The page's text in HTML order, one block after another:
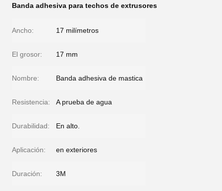
Banda adhesiva para techos de extrusores
Ancho: 17 milímetros
El grosor: 17 mm
Nombre: Banda adhesiva de mastica
Resistencia: A prueba de agua
Durabilidad: En alto.
Aplicación: en exteriores
Duración: 3M